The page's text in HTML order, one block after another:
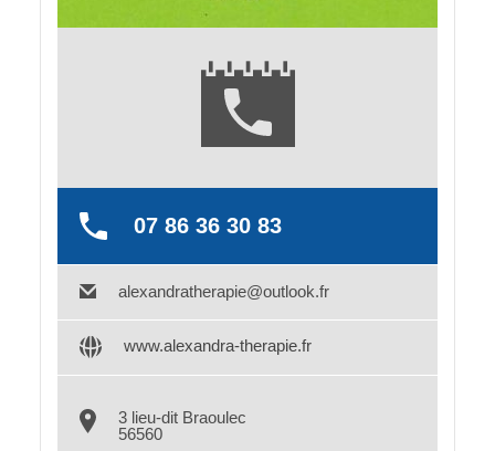
07 86 36 30 83
alexandratherapie@outlook.fr
www.alexandra-therapie.fr
3 lieu-dit Braoulec
56560